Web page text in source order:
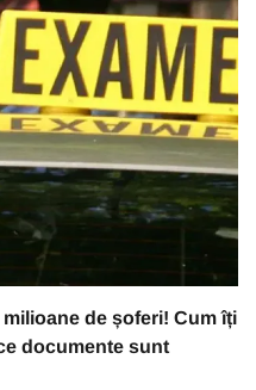
de șoferi! Cum îți
documente sunt